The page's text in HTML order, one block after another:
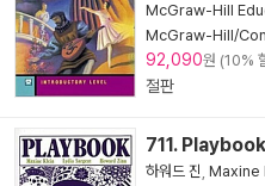
McGraw-Hill
McGraw-Hill/
92,090원 (10%
절판
711.
하워드 진 Maxine